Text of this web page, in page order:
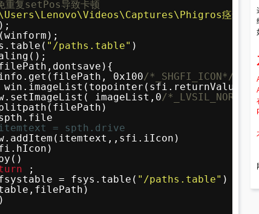
复setPos导致卡顿
痉挛桌面
);
"/paths.table" )
0x100/*_SHGFI_ICON*/
win.imageList(topointer(sfi.returnValue))
imageList,0/
spth.file
= spth.drive
;
= fsys.table( "/paths.table" )